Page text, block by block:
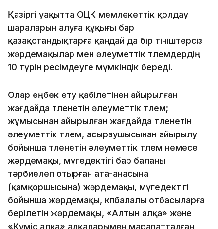
Қазіргі уақытта ОЦК мемлекеттік қолдау
шараларын алуға құқығы бар
қазақстандықтарға қандай да бір өтініштерсіз
жәрдемақылар мен әлеуметтік төлемдердің
10 түрін ресімдеуге мүмкіндік береді.
Олар еңбек ету қабілетінен айырылған
жағдайда төленетін әлеуметтік төлем;
жұмысынан айырылған жағдайда төленетін
әлеуметтік төлем, асыраушысынан айырылу
бойынша төленетін әлеуметтік төлем немесе
жәрдемақы, мүгедектігі бар баланы
тәрбиелеп отырған ата-анасына
(қамқоршысына) жәрдемақы, мүгедектігі
бойынша жәрдемақы, көпбалалы отбасыларға
берілетін жәрдемақы, «Алтын алқа» және
«Күміс алқа» алқаларымен марапатталған